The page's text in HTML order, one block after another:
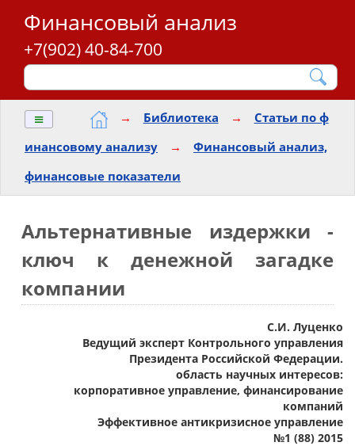
Финансовый анализ
+7(902) 40-84-700
≡ → Библиотека →
Статьи по ф
инансовому анализу
→
Финансовый анализ,
финансовые показатели
Альтернативные издержки -
ключ к денежной загадке
компании
C.И. Луценко
Ведущий эксперт Контрольного управления
Президента Российской Федерации.
область научных интересов:
корпоративное управление, финансирование
компаний
Эффективное антикризисное управление
№1 (88) 2015